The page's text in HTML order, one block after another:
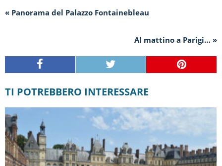
« Panorama del Palazzo Fontainebleau
Al mattino a Parigi… »
TI POTREBBERO INTERESSARE